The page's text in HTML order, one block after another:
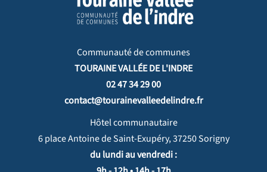
Communauté de communes
TOURAINE VALLÉE DE L'INDRE
02 47 34 29 00
contact@tourainevalleedelindre.fr
Hôtel communautaire
6 place Antoine de Saint-Exupéry, 37250 Sorigny
du lundi au vendredi :